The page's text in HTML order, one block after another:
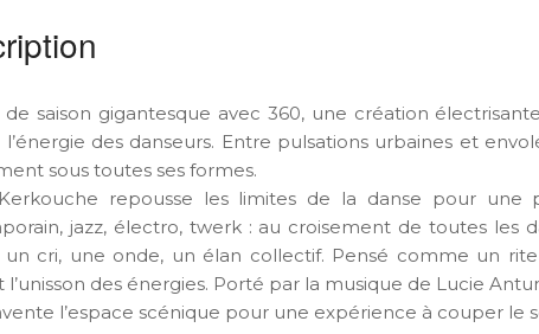
saison gigantesque avec 360, une création
l’énergie des danseurs. Entre pulsations urbaines et
sous toutes ses formes.
repousse les limites de la danse pour une
jazz, électro, twerk : au croisement de toutes les
un cri, une onde, un élan collectif. Pensé comme un
l’unisson des énergies. Porté par la musique de Lucie
l’espace scénique pour une expérience à couper le